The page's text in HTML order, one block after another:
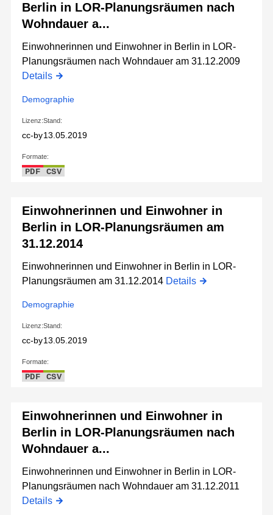
Berlin in LOR-Planungsräumen nach
Wohndauer a...
Einwohnerinnen und Einwohner in Berlin in LOR-
Planungsräumen nach Wohndauer am 31.12.2009
Details
Demographie
Lizenz:
cc-by
Stand:
13.05.2019
Formate:
PDF CSV
Einwohnerinnen und Einwohner in
Berlin in LOR-Planungsräumen am
31.12.2014
Einwohnerinnen und Einwohner in Berlin in LOR-
Planungsräumen am 31.12.2014 Details
Demographie
Lizenz:
cc-by
Stand:
13.05.2019
Formate:
PDF CSV
Einwohnerinnen und Einwohner in
Berlin in LOR-Planungsräumen nach
Wohndauer a...
Einwohnerinnen und Einwohner in Berlin in LOR-
Planungsräumen nach Wohndauer am 31.12.2011
Details